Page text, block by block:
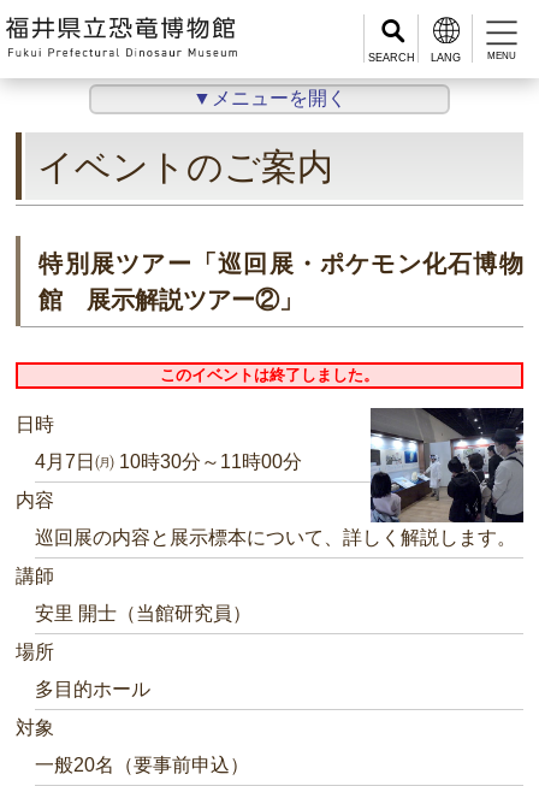
MENU
▼メニューを開く
イベントのご案内
特別展ツアー「巡回展・ポケモン化石博物
館 展示解説ツアー②」
このイベントは終了しました。
日時
4月7日㈪ 10時30分～11時00分
内容
巡回展の内容と展示標本について、詳しく解説します。
講師
安里 開士（当館研究員）
場所
多目的ホール
対象
一般20名（要事前申込）